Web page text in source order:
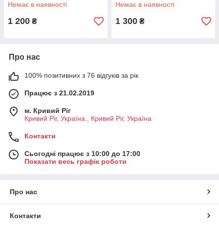
Немає в наявності
1 200 ₴
Немає в наявності
1 300 ₴
Про нас
100% позитивних з 76 відгуків за рік
Працює з 21.02.2019
м. Кривий Ріг
Кривий Ріг, Україна., Кривий Ріг, Україна
Контакти
Сьогодні працює з 10:00 до 17:00
Показати весь графік роботи
Про нас
Контакти